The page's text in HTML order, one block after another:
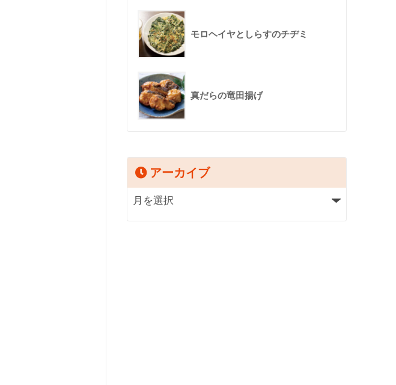
モロヘイヤとしらすのチヂミ
真だらの竜田揚げ
アーカイブ